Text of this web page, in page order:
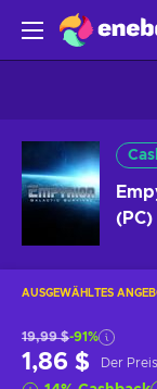
(PC)
AUSGEWÄHLTES
19,99 $-91%
1,86 $ Der